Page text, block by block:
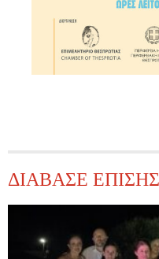
ΔΙΑΒΑΣΕ ΕΠΙΣΗΣ